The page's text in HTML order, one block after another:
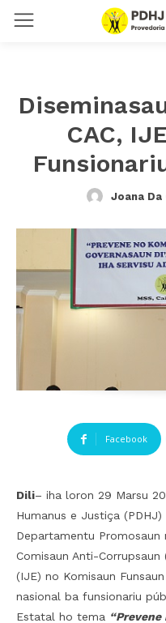
CAC,
Joana Da
Facebook
Dili– iha loron 29 Marsu
Humanus e Justiça (PDHJ)
Departamentu Promosaun
Comisaun Anti-Corrupsaun
(IJE) no Komisaun
nasional ba funsionariu
Estatal ho tema